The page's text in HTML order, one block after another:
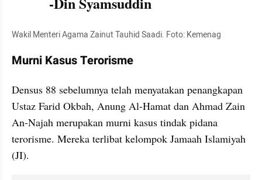
Wakil Menteri Agama Zainut Tauhid Saadi. Foto: Kemenag
Murni Kasus Terorisme
Densus 88 sebelumnya telah menyatakan penangkapan
Ustaz Farid Okbah, Anung Al-Hamat dan Ahmad Zain
An-Najah merupakan murni kasus tindak pidana
terorisme. Mereka terlibat kelompok Jamaah Islamiyah
(JI).